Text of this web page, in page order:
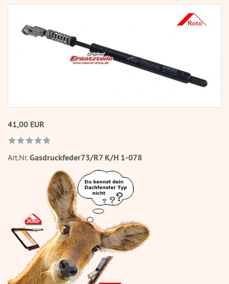
41,00 EUR
Art.Nr.Gasdruckfeder73/R7 K/H 1-078